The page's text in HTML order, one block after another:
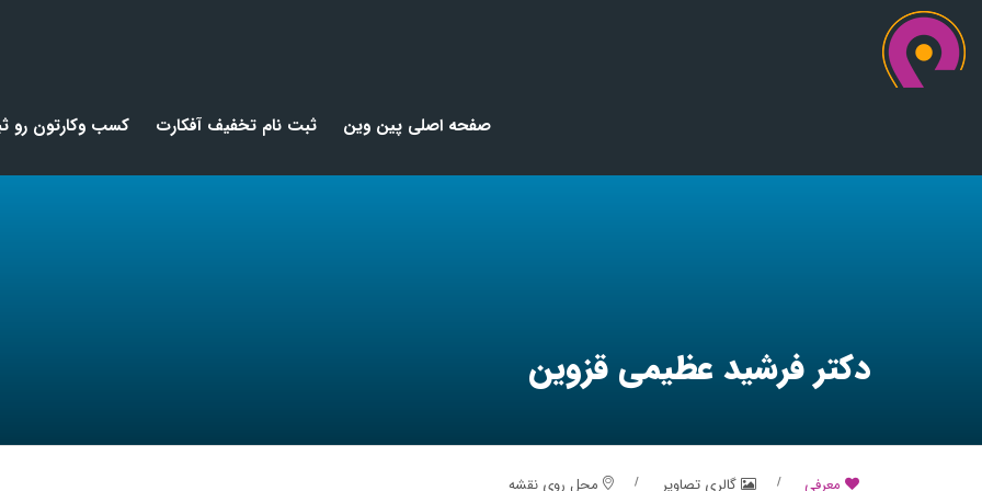
صفحه اصلی پین وین ثبت نام تخفیف آفکارت کسب وکارتون رو
دکتر فرشید عظیمی قزوین
معرفی گالری تصاویر محل روی نقشه